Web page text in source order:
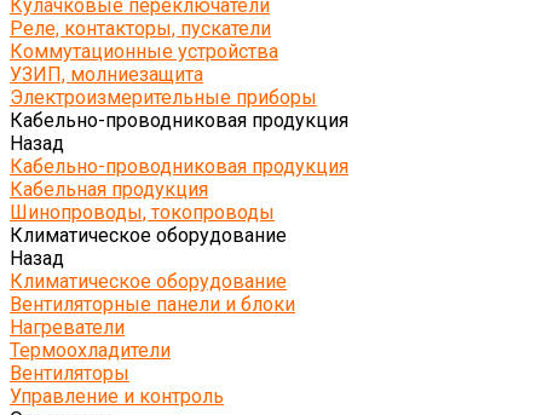
Кулачковые переключатели
Реле, контакторы, пускатели
Коммутационные устройства
УЗИП, молниезащита
Электроизмерительные приборы
Кабельно-проводниковая продукция
Назад
Кабельно-проводниковая продукция
Кабельная продукция
Шинопроводы, токопроводы
Климатическое оборудование
Назад
Климатическое оборудование
Вентиляторные панели и блоки
Нагреватели
Термоохладители
Вентиляторы
Управление и контроль